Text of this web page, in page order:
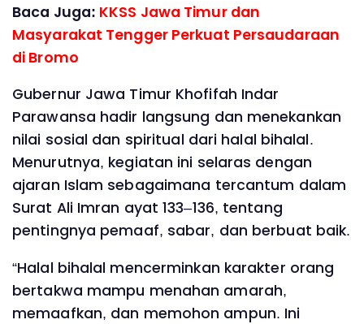
Baca Juga: KKSS Jawa Timur dan
Masyarakat Tengger Perkuat Persaudaraan
di Bromo
Gubernur Jawa Timur Khofifah Indar
Parawansa hadir langsung dan menekankan
nilai sosial dan spiritual dari halal bihalal.
Menurutnya, kegiatan ini selaras dengan
ajaran Islam sebagaimana tercantum dalam
Surat Ali Imran ayat 133–136, tentang
pentingnya pemaaf, sabar, dan berbuat baik.
“Halal bihalal mencerminkan karakter orang
bertakwa mampu menahan amarah,
memaafkan, dan memohon ampun. Ini